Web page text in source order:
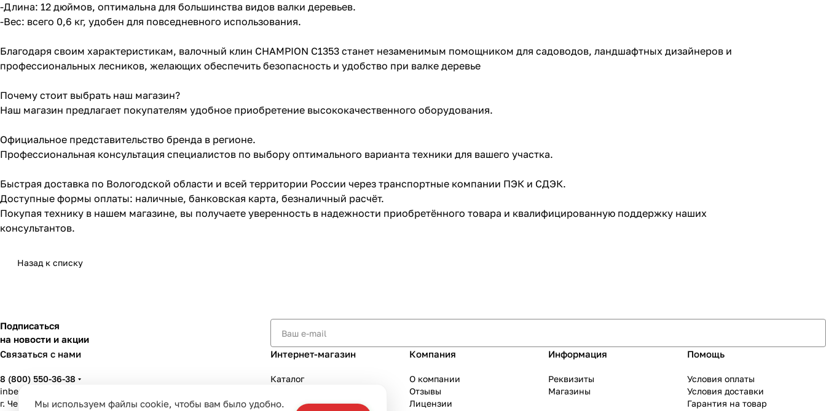
Мы используем файлы cookie, чтобы вам было удобно.
-Длина: 12 дюймов, оптимальна для большинства видов валки деревьев.
-Вес: всего 0,6 кг, удобен для повседневного использования.
Благодаря своим характеристикам, валочный клин CHAMPION C1353 станет незаменимым помощником для садоводов, ландшафтных дизайнеров и
профессиональных лесников, желающих обеспечить безопасность и удобство при валке деревье
Почему стоит выбрать наш магазин?
Наш магазин предлагает покупателям удобное приобретение высококачественного оборудования.
Официальное представительство бренда в регионе.
Профессиональная консультация специалистов по выбору оптимального варианта техники для вашего участка.
Быстрая доставка по Вологодской области и всей территории России через транспортные компании ПЭК и СДЭК.
Доступные формы оплаты: наличные, банковская карта, безналичный расчёт.
Покупая технику в нашем магазине, вы получаете уверенность в надежности приобретённого товара и квалифицированную поддержку наших
консультантов.
Назад к списку
Подписаться
на новости и акции
Связаться с нами
8 (800) 550-36-38
inbenzo35@list.ru
г. Череповец, ул. Вологодская, д. 50А
Интернет-магазин
Каталог
Бренды
Компания
О компании
Отзывы
Лицензии
Информация
Реквизиты
Магазины
Помощь
Условия оплаты
Условия доставки
Гарантия на товар